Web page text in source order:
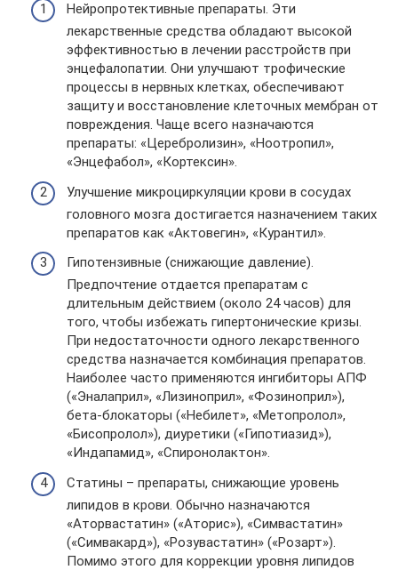
Нейропротективные препараты. Эти
лекарственные средства обладают высокой
эффективностью в лечении расстройств при
энцефалопатии. Они улучшают трофические
процессы в нервных клетках, обеспечивают
защиту и восстановление клеточных мембран от
повреждения. Чаще всего назначаются
препараты: «Церебролизин», «Ноотропил»,
«Энцефабол», «Кортексин».
Улучшение микроциркуляции крови в сосудах
головного мозга достигается назначением таких
препаратов как «Актовегин», «Курантил».
Гипотензивные (снижающие давление).
Предпочтение отдается препаратам с
длительным действием (около 24 часов) для
того, чтобы избежать гипертонические кризы.
При недостаточности одного лекарственного
средства назначается комбинация препаратов.
Наиболее часто применяются ингибиторы АПФ
(«Эналаприл», «Лизиноприл», «Фозиноприл»),
бета-блокаторы («Небилет», «Метопролол»,
«Бисопролол»), диуретики («Гипотиазид»),
«Индапамид», «Спиронолактон».
Статины – препараты, снижающие уровень
липидов в крови. Обычно назначаются
«Аторвастатин» («Аторис»), «Симвастатин»
(«Симвакард»), «Розувастатин» («Розарт»).
Помимо этого для коррекции уровня липидов